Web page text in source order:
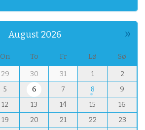
August 2026 »
On To Fr Lø Sø
29 30 31 1
2
5 6 7 8
9
12 13 14 15
16
19 20 21 22
23